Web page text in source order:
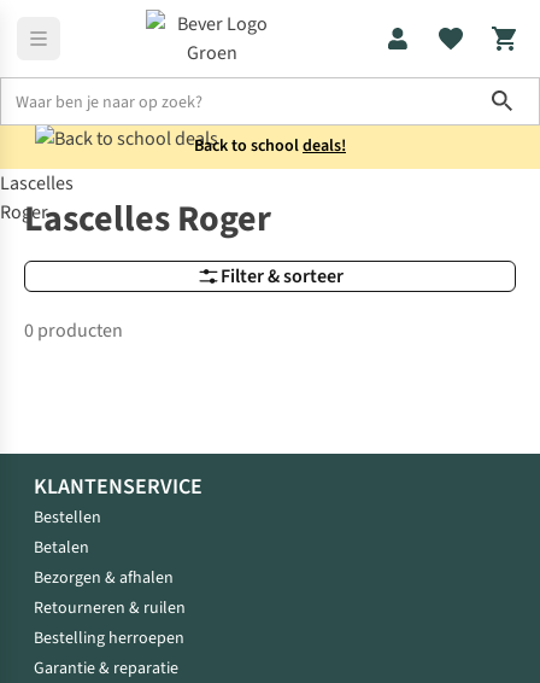
Back to schooldeals!
Merken Lascelles Roger
Lascelles
Roger
Filter & sorteer
Lascelles Roger
0 producten
KLANTENSERVICE
Bestellen
Betalen
Bezorgen & afhalen
Retourneren & ruilen
Bestelling herroepen
Garantie & reparatie